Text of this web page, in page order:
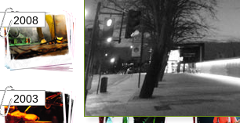
2008 2007 2006
2003 2002 2001